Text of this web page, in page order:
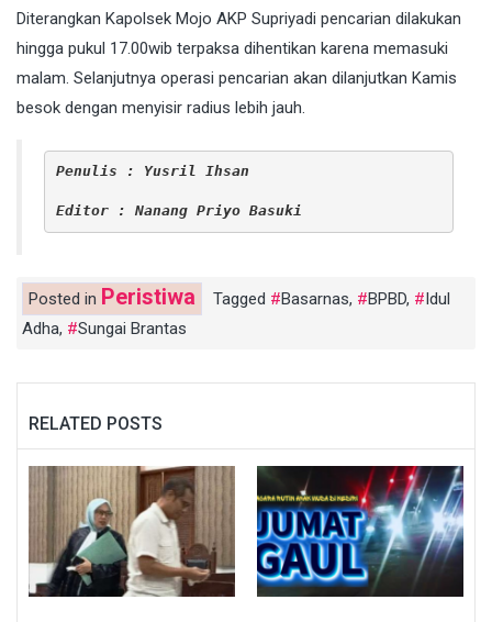
Diterangkan Kapolsek Mojo AKP Supriyadi pencarian dilakukan
hingga pukul 17.00wib terpaksa dihentikan karena memasuki
malam. Selanjutnya operasi pencarian akan dilanjutkan Kamis
besok dengan menyisir radius lebih jauh.
Penulis : Yusril Ihsan
Editor : Nanang Priyo Basuki
Posted in Peristiwa Tagged Basarnas, BPBD,
Idul
Adha, Sungai Brantas
RELATED POSTS